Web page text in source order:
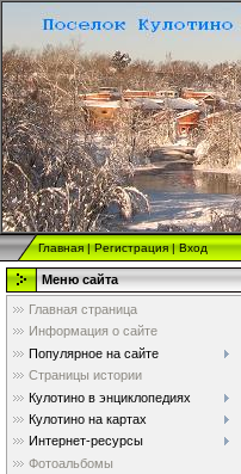
Главная|Регистрация|Вход
Меню сайта
Главная страница
Информация о сайте
Популярное на сайте
Страницы истории
Кулотино в энциклопедиях
Кулотино на картах
Интернет-ресурсы
Фотоальбомы